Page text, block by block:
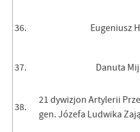
36. Eugeniusz
37. Danuta
38.
21 dywizjon Artylerii
gen. Józefa Ludwika